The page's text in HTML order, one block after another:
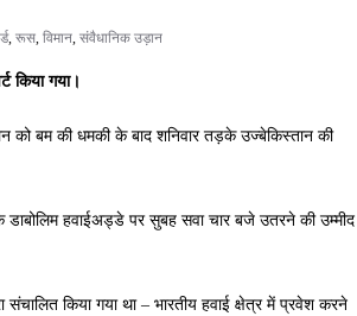
, रूस, विमान, संवैधानिक उड़ान
किया गया।
को बम की धमकी के बाद शनिवार तड़के उज्बेकिस्तान की
डाबोलिम हवाईअड्डे पर सुबह सवा चार बजे उतरने की उम्मीद
किया गया था – भारतीय हवाई क्षेत्र में प्रवेश करने